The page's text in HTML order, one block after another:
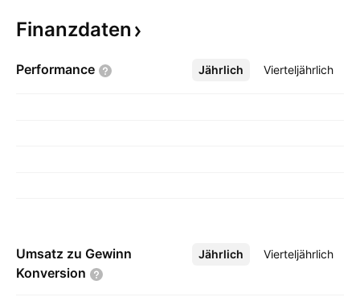
Finanzdaten
Performance Jährlich Vierteljährlich
Mehr
Umsatz zu Gewinn
Konversion
Jährlich Vierteljährlich
Mehr